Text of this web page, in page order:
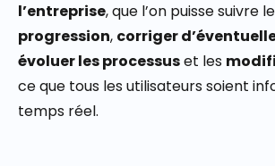
l’entreprise, que l’on puisse suivre
progression, corriger
évoluer les processuset les
ce que tous les utilisateurs soient
temps réel.